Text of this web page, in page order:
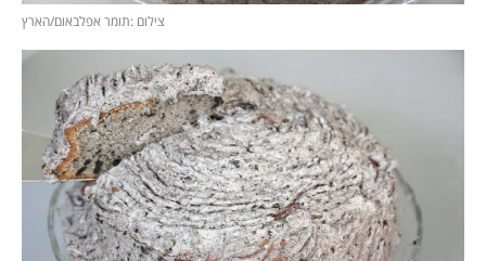
צילום :תומר אפלבאום/הארץ